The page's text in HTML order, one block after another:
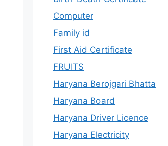
Computer
Family id
First Aid Certificate
FRUITS
Haryana Berojgari Bhatta
Haryana Board
Haryana Driver Licence
Haryana Electricity